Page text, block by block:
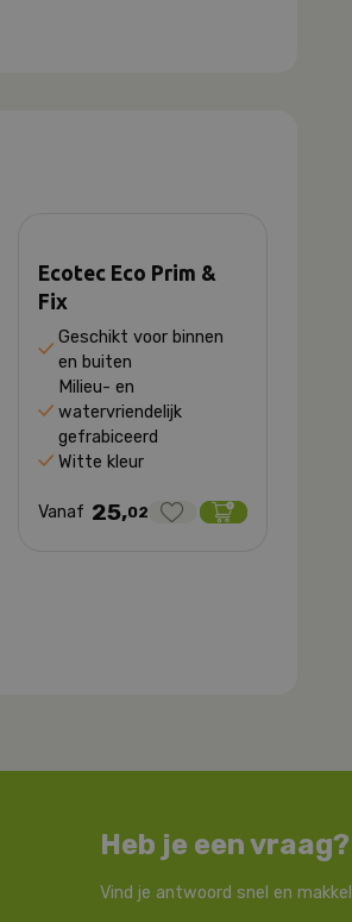
Ecotec Eco Prim &
Fix
Geschikt voor binnen
en buiten
Milieu- en
watervriendelijk
gefrabiceerd
Witte kleur
Vanaf 25,02
Heb je een vraag?
Vind je antwoord snel en